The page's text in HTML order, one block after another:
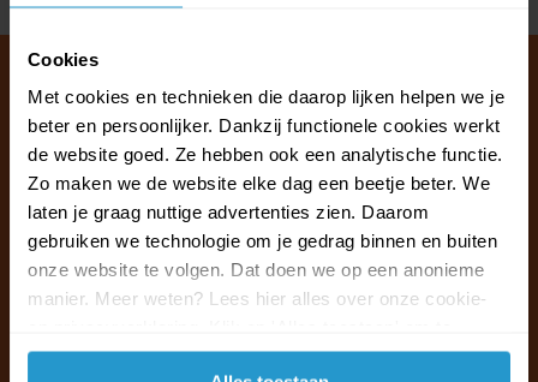
Cookies
Met cookies en technieken die daarop lijken helpen we je
beter en persoonlijker. Dankzij functionele cookies werkt
de website goed. Ze hebben ook een analytische functie.
Zo maken we de website elke dag een beetje beter. We
laten je graag nuttige advertenties zien. Daarom
gebruiken we technologie om je gedrag binnen en buiten
onze website te volgen. Dat doen we op een anonieme
manier. Meer weten? Lees hier alles over onze cookie-
accepteren.
Klantenservice & FAQ
Wij staan voor u klaar.
Ma t/m vr van 09:30 - 16:00 telefonisch
+31 (0)13 785 62 41
Naar de klantenservice & FAQ